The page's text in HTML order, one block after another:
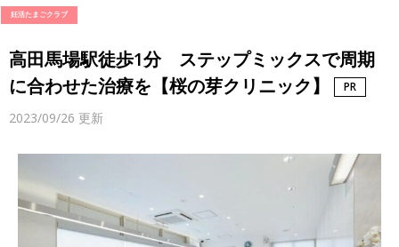
妊活たまごクラブ
高田馬場駅徒歩1分 ステップミックスで周期
に合わせた治療を【桜の芽クリニック】
2023/09/26 更新